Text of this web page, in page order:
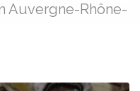
Auvergne-Rhône-